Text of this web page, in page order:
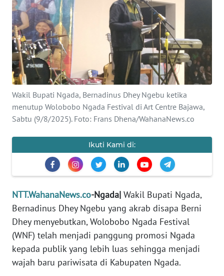
Wakil Bupati Ngada, Bernadinus Dhey Ngebu ketika
menutup Wolobobo Ngada Festival di Art Centre Bajawa,
Sabtu (9/8/2025). Foto: Frans Dhena/WahanaNews.co
Ikuti Kami di:
NTT.WahanaNews.co-Ngada| Wakil Bupati Ngada,
Bernadinus Dhey Ngebu yang akrab disapa Berni
Dhey menyebutkan, Wolobobo Ngada Festival
(WNF) telah menjadi panggung promosi Ngada
kepada publik yang lebih luas sehingga menjadi
wajah baru pariwisata di Kabupaten Ngada.
OPINI
Informasi
INDEKS
BERITA
KONTAK
KAMI
IKLAN
KAMI
PEDOMAN
MEDIA
SIBER
REDAKSI